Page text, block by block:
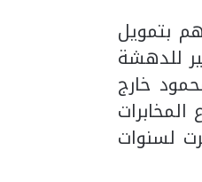
بتمويل
للدهشة
خارج
لسنوات